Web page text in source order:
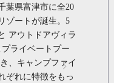
葉県富津市に全20
ゾートが誕生。5
アウトドアヴィラ
ライベートプー
、キャンプファイ
ぞれに特徴をもっ